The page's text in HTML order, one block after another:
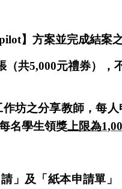
】方案並完成結案之
（共5,000元禮券），
坊之分享教師，每人
名學生領獎上限為
」及「紙本申請單」